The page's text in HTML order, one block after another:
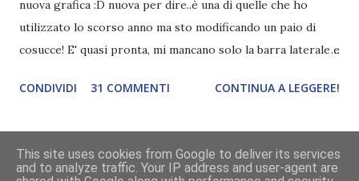
nuova grafica :D nuova per dire..è una di quelle che ho
utilizzato lo scorso anno ma sto modificando un paio di
cosucce! E' quasi pronta, mi mancano solo la barra laterale e
impazzire e.e Un po' mi dispiacerà abbandonare quest
avevo inserito sedici titoli. Già sapevo che non li avrei letti
CONDIVIDI 31 COMMENTI CONTINUA A LEGGERE!
This site uses cookies from Google to deliver its services
and to analyze traffic. Your IP address and user-agent are